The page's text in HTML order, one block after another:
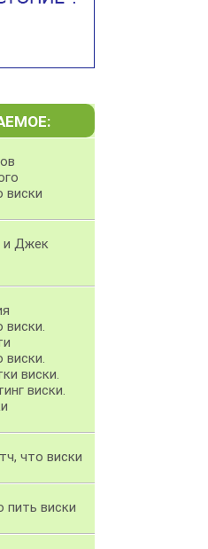
виски
и Джек
виски.
виски.
виски.
виски.
что виски
пить виски